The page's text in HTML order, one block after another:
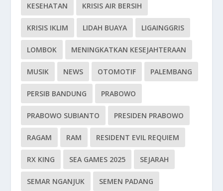
KESEHATAN KRISIS AIR BERSIH
KRISIS IKLIM LIDAH BUAYA LIGAINGGRIS
LOMBOK MENINGKATKAN KESEJAHTERAAN
MUSIK NEWS OTOMOTIF PALEMBANG
PERSIB BANDUNG PRABOWO
PRABOWO SUBIANTO PRESIDEN PRABOWO
RAGAM RAM RESIDENT EVIL REQUIEM
RX KING SEA GAMES 2025 SEJARAH
SEMAR NGANJUK SEMEN PADANG